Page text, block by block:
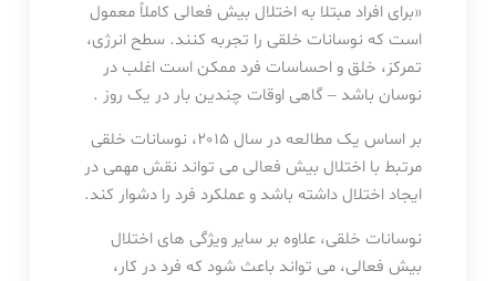
«برای افراد مبتلا به اختلال بیش فعالی کاملاً معمول
است که نوسانات خلقی را تجربه کنند. سطح انرژی،
تمرکز، خلق و احساسات فرد ممکن است اغلب در
نوسان باشد – گاهی اوقات چندین بار در یک روز .
بر اساس یک مطالعه در سال 2015، نوسانات خلقی
مرتبط با اختلال بیش فعالی می تواند نقش مهمی در
ایجاد اختلال داشته باشد و عملکرد فرد را دشوار کند.
نوسانات خلقی، علاوه بر سایر ویژگی های اختلال
بیش فعالی، می تواند باعث شود که فرد در کار،